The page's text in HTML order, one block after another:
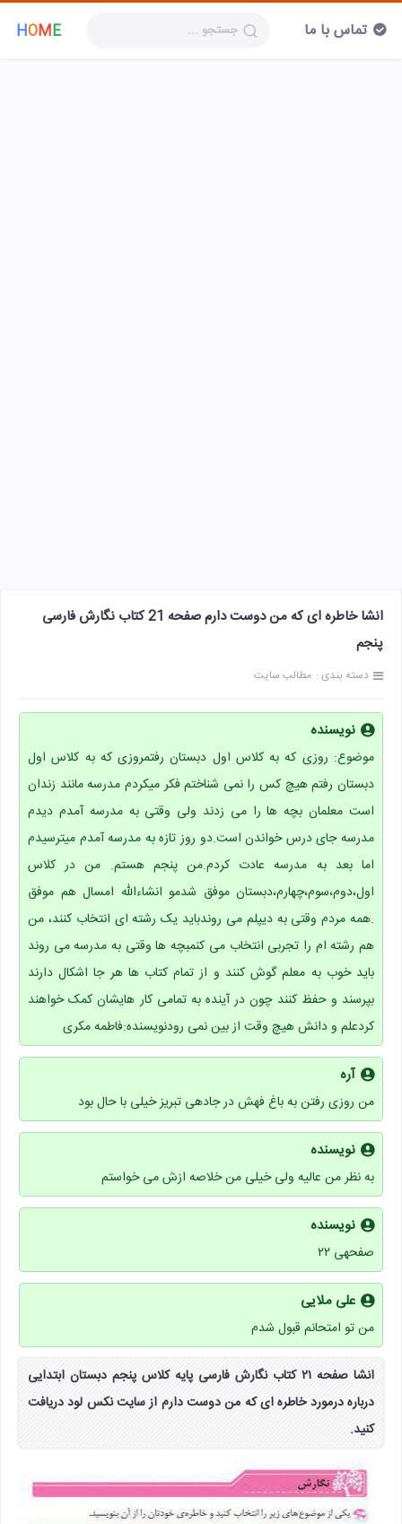
HOME تماس با ما
انشا خاطره ای که من دوست دارم صفحه 21 کتاب نگارش فارسی
پنجم
دسته بندی : مطالب سایت
نویسنده
موضوع: روزی که به کلاس اول دبستان رفتمروزی که به کلاس اول
دبستان رفتم هیچ کس را نمی شناختم فکر میکردم مدرسه مانند زندان
است معلمان بچه ها را می زدند ولی وقتی به مدرسه آمدم دیدم
مدرسه جای درس خواندن است.دو روز تازه به مدرسه آمدم میترسیدم
اما بعد به مدرسه عادت کردم.من پنجم هستم. من در کلاس
اول،دوم،سوم،چهارم،دبستان موفق شدمو انشاءالله امسال هم موفق
.همه مردم وقتی به دیپلم می روندباید یک رشته ای انتخاب کنند، من
هم رشته ام را تجربی انتخاب می کنمبچه ها وقتی به مدرسه می روند
باید خوب به معلم گوش کنند و از تمام کتاب ها هر جا اشکال دارند
بپرسند و حفظ کنند چون در آینده به تمامی کار هایشان کمک خواهند
کردعلم و دانش هیچ وقت از بین نمی رودنویسنده:فاطمه مکری
آره
من روزی رفتن به باغ فهش در جادهی تبریز خیلی با حال بود
نویسنده
به نظر من عالیه ولی خیلی من خلاصه ازش می خواستم
نویسنده
صفحهی ۲۲
علی ملایی
من تو امتحانم قبول شدم
انشا صفحه ۲۱ کتاب نگارش فارسی پایه کلاس پنجم دبستان ابتدایی
درباره درمورد خاطره ای که من دوست دارم از سایت نکس لود دریافت
کنید.